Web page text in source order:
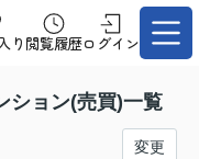
り 閲覧履歴ログイン
ション(売買)一覧
変更